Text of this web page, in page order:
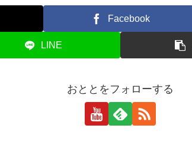
Facebook
LINE
おととをフォローする